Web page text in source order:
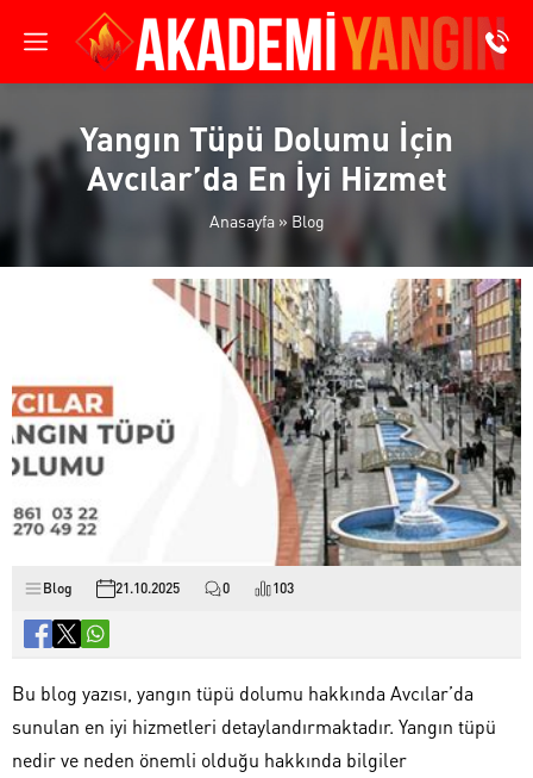
Yangın Tüpü Dolumu İçin
Avcılar’da En İyi Hizmet
Anasayfa» Blog
Blog 21.10.2025 0 103
Bu blog yazısı, yangın tüpü dolumu hakkında Avcılar’da
sunulan en iyi hizmetleri detaylandırmaktadır. Yangın tüpü
nedir ve neden önemli olduğu hakkında bilgiler